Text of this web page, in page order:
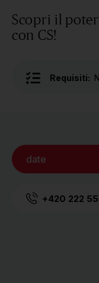
Scopri il
con CS!
Requisiti:
date
+420 222